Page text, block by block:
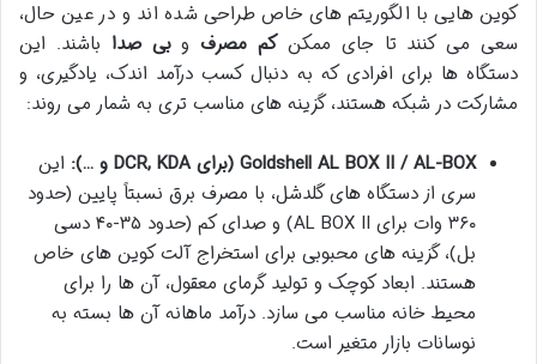
کوین هایی با الگوریتم های خاص طراحی شده اند و در عین حال،
سعی می کنند تا جای ممکنکم مصرفوبی صدا باشند. این
دستگاه ها برای افرادی که به دنبال کسب درآمد اندک، یادگیری، و
مشارکت در شبکه هستند، گزینه های مناسب تری به شمار می روند:
Goldshell AL BOX II / AL-BOX (برای DCR, KDA و …):
این
سری از دستگاه های گلدشل، با مصرف برق نسبتاً پایین (حدود
۳۶۰ وات برای AL BOX II) و صدای کم (حدود ۳۵-۴۰ دسی
بل)، گزینه های محبوبی برای استخراج آلت کوین های خاص
هستند. ابعاد کوچک و تولید گرمای معقول، آن ها را برای
محیط خانه مناسب می سازد. درآمد ماهانه آن ها بسته به
نوسانات بازار متغیر است.